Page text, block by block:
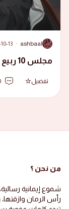
A
ashbaal
·
13
مجلس 10 ربيع الثاني 1446 هجرية
تفضيل
من نحن ؟
شموع إيمانية
رأس الرمان وازقتها،